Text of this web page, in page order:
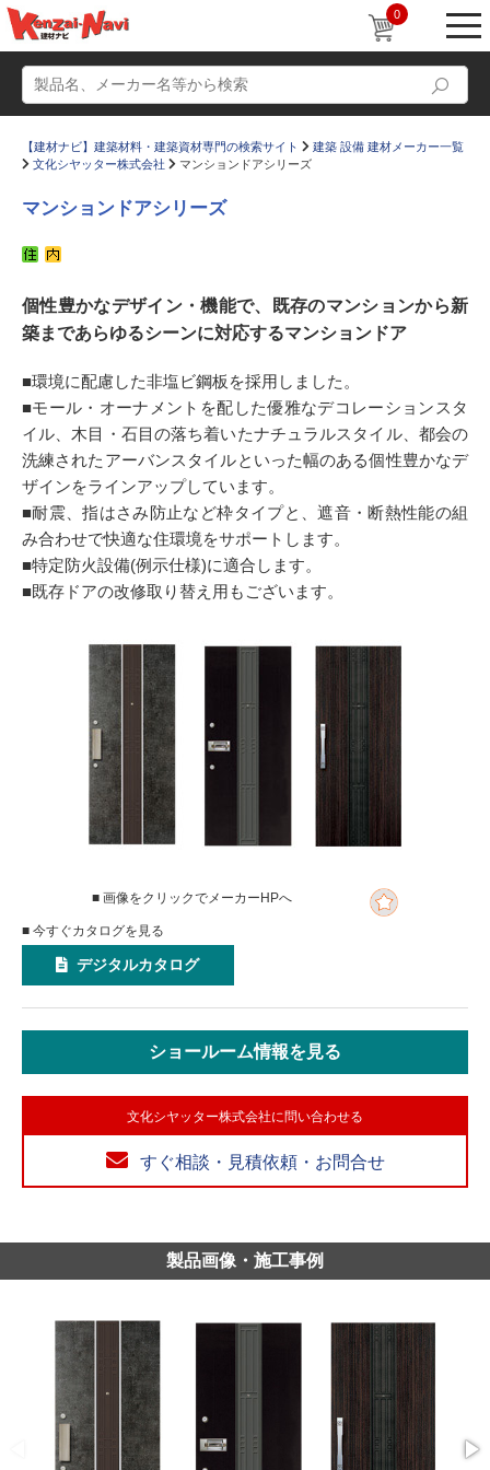
0
かたなび コラム
Q＆A 販売・施工代理店募集
お気に入り
【建材ナビ】建築材料・建築資材専門の検索サイト
建築 設備 建材メーカー一覧
文化シヤッター株式会社
マンションドアシリーズ
マンションドアシリーズ
個性豊かなデザイン・機能で、既存のマンションから新
築まであらゆるシーンに対応するマンションドア
■環境に配慮した非塩ビ鋼板を採用しました。
■モール・オーナメントを配した優雅なデコレーションスタ
イル、木目・石目の落ち着いたナチュラルスタイル、都会の
洗練されたアーバンスタイルといった幅のある個性豊かなデ
ザインをラインアップしています。
■耐震、指はさみ防止など枠タイプと、遮音・断熱性能の組
み合わせで快適な住環境をサポートします。
■特定防火設備(例示仕様)に適合します。
■既存ドアの改修取り替え用もございます。
■ 画像をクリックでメーカーHPへ
■ 今すぐカタログを見る
デジタルカタログ
ショールーム情報を見る
文化シヤッター株式会社に問い合わせる
すぐ相談・見積依頼・お問合せ
製品画像・施工事例